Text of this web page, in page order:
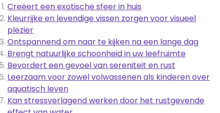
Creëert een exotische sfeer in huis
Kleurrijke en levendige vissen zorgen voor visueel
plezier
Ontspannend om naar te kijken na een lange dag
Brengt natuurlijke schoonheid in uw leefruimte
Bevordert een gevoel van sereniteit en rust
Leerzaam voor zowel volwassenen als kinderen over
aquatisch leven
Kan stressverlagend werken door het rustgevende